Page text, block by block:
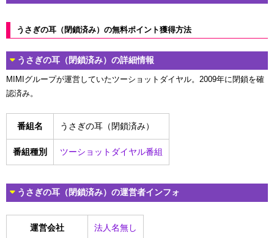
うさぎの耳（閉鎖済み）の無料ポイント獲得方法
うさぎの耳（閉鎖済み）の詳細情報
MIMIグループが運営していたツーショットダイヤル。2009年に閉鎖を確
認済み。
番組名 うさぎの耳（閉鎖済み）
番組種別 ツーショットダイヤル番組
うさぎの耳（閉鎖済み）の運営者インフォ
運営会社 法人名無し